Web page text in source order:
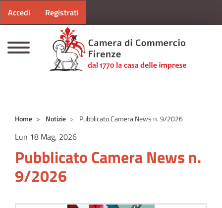
Menu profilo utente
Accedi Registrati
Home Notizie Pubblicato Camera News n. 9/2026
Lun 18 Mag, 2026
Pubblicato Camera News n.
9/2026